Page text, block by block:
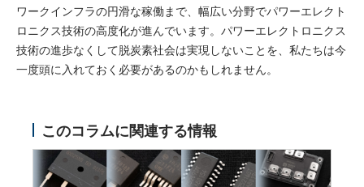
ワークインフラの円滑な稼働まで、幅広い分野でパワーエレクト
ロニクス技術の高度化が進んでいます。パワーエレクトロニクス
技術の進歩なくして脱炭素社会は実現しないことを、私たちは今
一度頭に入れておく必要があるのかもしれません。
このコラムに関連する情報